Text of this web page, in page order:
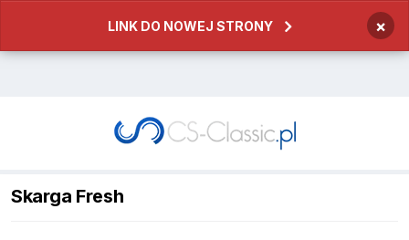
LINK DO NOWEJ STRONY ×
Skarga Fresh